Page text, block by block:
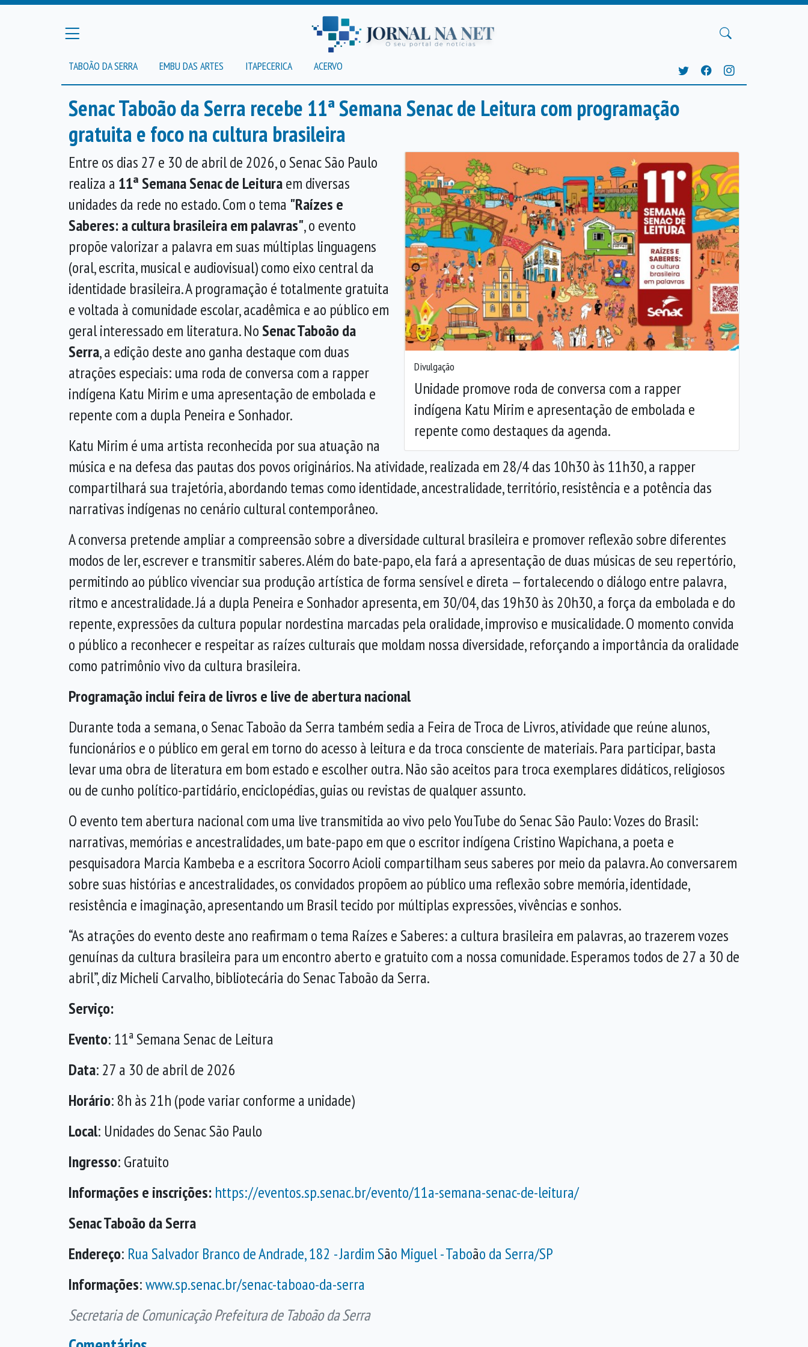
TABOÃO DA SERRA EMBU DAS ARTES ITAPECERICA ACERVO
Senac Taboão da Serra recebe 11ª Semana Senac de Leitura com programação
gratuita e foco na cultura brasileira
Divulgação
Unidade promove roda de conversa com a rapper
indígena Katu Mirim e apresentação de embolada e
repente como destaques da agenda.
Anterior Próxima
Entre os dias 27 e 30 de abril de 2026, o Senac São Paulo
realiza a 11ªSemana Senac de Leituraem diversas
unidades da rede no estado. Com o tema "Raízes e
Saberes: a cultura brasileira em palavras", o evento
propõe valorizar a palavra em suas múltiplas linguagens
(oral, escrita, musical e audiovisual) como eixo central da
identidade brasileira. A programação é totalmente gratuita
e voltada à comunidade escolar, acadêmica e ao público em
geral interessado em literatura. NoSenac Taboão da
Serra, a edição deste ano ganha destaque com duas
atrações especiais: uma roda de conversa com a rapper
indígena Katu Mirim e uma apresentação de embolada e
repente com a dupla Peneira e Sonhador.
Katu Mirim é uma artista reconhecida por sua atuação na
música e na defesa das pautas dos povos originários. Na atividade, realizada em 28/4 das 10h30 às 11h30, a rapper
compartilhará sua trajetória, abordando temas como identidade, ancestralidade, território, resistência e a potência das
narrativas indígenas no cenário cultural contemporâneo.
A conversa pretende ampliar a compreensão sobre a diversidade cultural brasileira e promover reflexão sobre diferentes
modos de ler, escrever e transmitir saberes. Além do bate-papo, ela fará a apresentação de duas músicas de seu repertório,
permitindo ao público vivenciar sua produção artística de forma sensível e direta — fortalecendo o diálogo entre palavra,
ritmo e ancestralidade. Já a dupla Peneira e Sonhador apresenta, em 30/04, das 19h30 às 20h30, a força da embolada e do
repente, expressões da cultura popular nordestina marcadas pela oralidade, improviso e musicalidade. O momento convida
o público a reconhecer e respeitar as raízes culturais que moldam nossa diversidade, reforçando a importância da oralidade
como patrimônio vivo da cultura brasileira.
Programação inclui feira de livros e live de abertura nacional
Durante toda a semana, o Senac Taboão da Serra também sedia a Feira de Troca de Livros, atividade que reúne alunos,
funcionários e o público em geral em torno do acesso à leitura e da troca consciente de materiais. Para participar, basta
levar uma obra de literatura em bom estado e escolher outra. Não são aceitos para troca exemplares didáticos, religiosos
ou de cunho político-partidário, enciclopédias, guias ou revistas de qualquer assunto.
O evento tem abertura nacional com uma live transmitida ao vivo pelo YouTube do Senac São Paulo: Vozes do Brasil:
narrativas, memórias e ancestralidades, um bate-papo em que o escritor indígena Cristino Wapichana, a poeta e
pesquisadora Marcia Kambeba e a escritora Socorro Acioli compartilham seus saberes por meio da palavra. Ao conversarem
sobre suas histórias e ancestralidades, os convidados propõem ao público uma reflexão sobre memória, identidade,
resistência e imaginação, apresentando um Brasil tecido por múltiplas expressões, vivências e sonhos.
“As atrações do evento deste ano reafirmam o tema Raízes e Saberes: a cultura brasileira em palavras, ao trazerem vozes
genuínas da cultura brasileira para um encontro aberto e gratuito com a nossa comunidade. Esperamos todos de 27 a 30 de
abril”, diz Micheli Carvalho, bibliotecária do Senac Taboão da Serra.
Serviço:
Evento: 11ª Semana Senac de Leitura
Data: 27 a 30 de abril de 2026
Horário: 8h às 21h (pode variar conforme a unidade)
Local: Unidades do Senac São Paulo
Ingresso: Gratuito
Informações e inscrições: https://eventos.sp.senac.br/evento/11a-semana-senac-de-leitura/
Senac Taboão da Serra
Endereço: Rua Salvador Branco de Andrade, 182 - Jardim São Miguel - Taboão da Serra/SP
Informações:www.sp.senac.br/senac-taboao-da-serra
Secretaria de Comunicação Prefeitura de Taboão da Serra